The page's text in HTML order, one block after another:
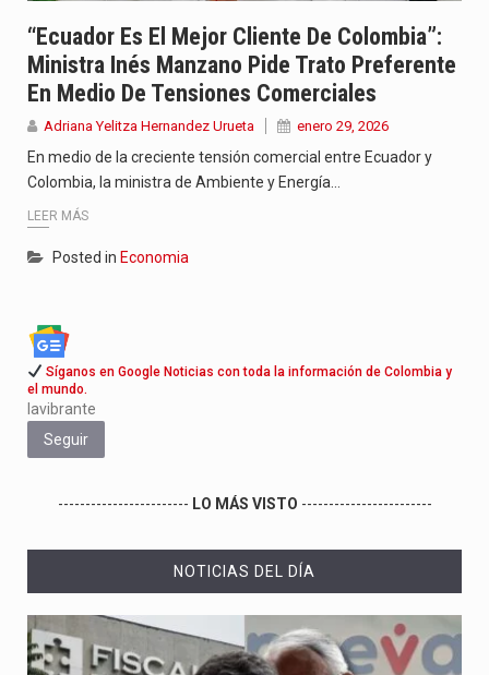
Jhon Arias continúa consolidándose como una de las grandes figuras…
La cantautora venezolana Joaquina vuelve a sorprender a sus seguidores…
La investigación por la muerte de Kevin Arley Acosta Pico,…
“Ecuador Es El Mejor Cliente De Colombia”:
Ministra Inés Manzano Pide Trato Preferente
En Medio De Tensiones Comerciales
Adriana Yelitza Hernandez Urueta enero 29, 2026
En medio de la creciente tensión comercial entre Ecuador y
Colombia, la ministra de Ambiente y Energía…
LEER MÁS
Posted in Economia
Síganos en Google Noticias con toda la información de Colombia y
el mundo.
lavibrante
Seguir
------------------------ LO MÁS VISTO ------------------------
NOTICIAS DEL DÍA